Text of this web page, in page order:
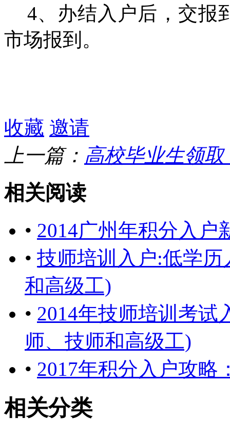
4、办结入户后，交报
市场报到。
收藏 邀请
上一篇： 高校毕业生领
相关阅读
• 2014广州年积分入户
• 技师培训入户:低学
和高级工)
• 2014年技师培训考试
师、技师和高级工)
• 2017年积分入户攻略
相关分类